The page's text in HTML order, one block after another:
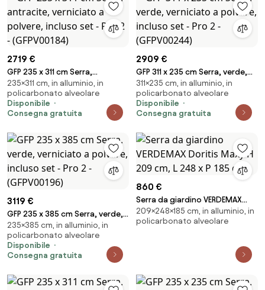
2719 €
GFP 235 x 311 cm Serra,
antracite, verniciato a polvere,
incluso set - Pro 2 -
(GFPV00184)
235×311 cm, in alluminio, in
policarbonato alveolare
Disponibile
Consegna gratuita
2909 €
GFP 311 x 235 cm Serra, verde,
verniciato a polvere, incluso
set - Pro 2 - (GFPV00244)
311×235 cm, in alluminio, in
policarbonato alveolare
Disponibile
Consegna gratuita
3119 €
GFP 235 x 385 cm Serra, verde,
verniciato a polvere, incluso
set - Pro 2 - (GFPV00196)
235×385 cm, in alluminio, in
policarbonato alveolare
Disponibile
Consegna gratuita
860 €
Serra da giardino VERDEMAX
Doritis Maxy H 209 cm, L 248 x P
185 cm
209×248×185 cm, in alluminio, in
policarbonato alveolare